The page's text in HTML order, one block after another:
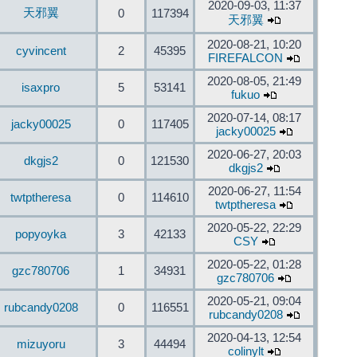
天邪翼 0 117394
2020-09-03, 11:37
天邪翼
cyvincent 2 45395
2020-08-21, 10:20
FIREFALCON
isaxpro 5 53141
2020-08-05, 21:49
fukuo
jacky00025 0 117405
2020-07-14, 08:17
jacky00025
dkgjs2 0 121530
2020-06-27, 20:03
dkgjs2
twtptheresa 0 114610
2020-06-27, 11:54
twtptheresa
popyoyka 3 42133
2020-05-22, 22:29
CSY
gzc780706 1 34931
2020-05-22, 01:28
gzc780706
rubcandy0208 0 116551
2020-05-21, 09:04
rubcandy0208
mizuyoru 3 44494
2020-04-13, 12:54
colinylt